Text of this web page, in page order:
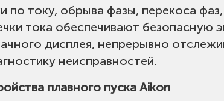
по току, обрыва фазы, перекоса
тока обеспечивают
дисплея, непрерывно
неисправностей.
плавного пуска Aikon
току, обрыва фазы на входе или
внутреннего контактора
IP20